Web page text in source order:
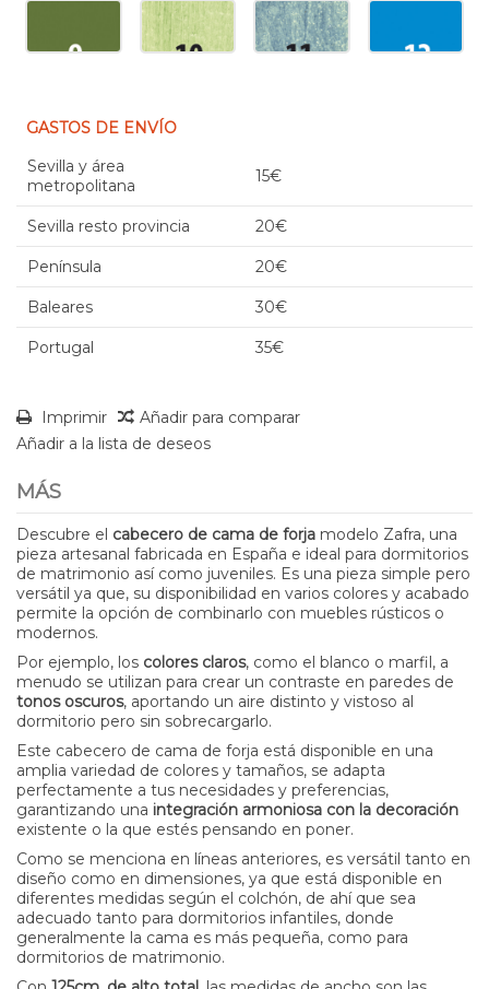
GASTOS DE ENVÍO
Sevilla y área
metropolitana
15€
Sevilla resto provincia 20€
Península 20€
Baleares 30€
Portugal 35€
Imprimir
Añadir para comparar
Añadir a la lista de deseos
MÁS
Descubre el cabecero de cama de forja modelo Zafra, una
pieza artesanal fabricada en España e ideal para dormitorios
de matrimonio así como juveniles. Es una pieza simple pero
versátil ya que, su disponibilidad en varios colores y acabado
permite la opción de combinarlo con muebles rústicos o
modernos.
Por ejemplo, los colores claros, como el blanco o marfil, a
menudo se utilizan para crear un contraste en paredes de
tonos oscuros, aportando un aire distinto y vistoso al
dormitorio pero sin sobrecargarlo.
Este cabecero de cama de forja está disponible en una
amplia variedad de colores y tamaños, se adapta
perfectamente a tus necesidades y preferencias,
garantizando una integración armoniosa con la decoración
existente o la que estés pensando en poner.
Como se menciona en líneas anteriores, es versátil tanto en
diseño como en dimensiones, ya que está disponible en
diferentes medidas según el colchón, de ahí que sea
adecuado tanto para dormitorios infantiles, donde
generalmente la cama es más pequeña, como para
dormitorios de matrimonio.